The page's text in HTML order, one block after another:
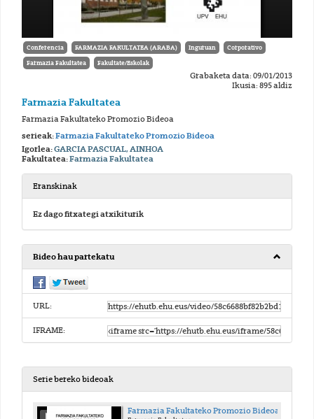
Conferencia FARMAZIA FAKULTATEA (ARABA) Inguruan Corporativo
Farmazia Fakultatea Fakultate/Eskolak
Grabaketa data: 09/01/2013
Ikusia: 895 aldiz
Farmazia Fakultatea
Farmazia Fakultateko Promozio Bideoa
serieak:Farmazia Fakultateko Promozio Bideoa
Igorlea:GARCIA PASCUAL, AINHOA
Fakultatea:Farmazia Fakultatea
Eranskinak
Ez dago fitxategi atxikiturik
Bideo hau partekatu
URL:
IFRAME:
Serie bereko bideoak
Farmazia Fakultateko Promozio Bideoa